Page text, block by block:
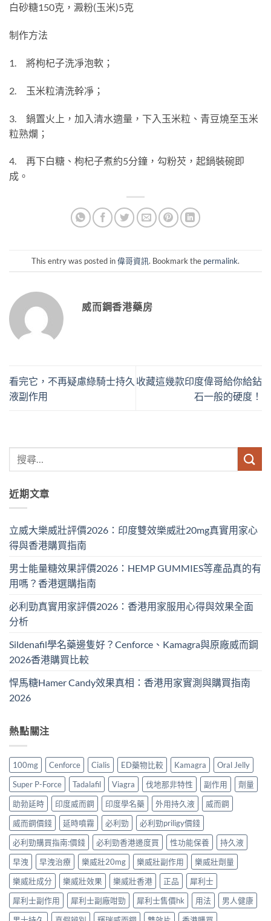
白砂糖150克，澱粉(玉米)5克
制作方法
1. 將枸杞子洗凈泡軟；
2. 玉米粒清洗幹凈；
3. 鍋置火上，加入清水適量，下入玉米粒、青豆燒至玉米
粒熟爛；
4. 再下白糖、枸杞子煮約5分鐘，勾粉芡，起鍋裝碗即
成。
This entry was posted in偉哥資訊. Bookmark the permalink.
威而鋼香港藥房
看完它，不再疑慮綠騎士持久
液副作用
收藏這幾款印度偉哥給你給鉆
石一般的硬度！
近期文章
立威大樂威壯評價2026：印度雙效樂威壯20mg真實用家心
得與香港購買指南
男士能量糖效果評價2026：HEMP GUMMIES等產品真的有
用嗎？香港選購指南
必利勁真實用家評價2026：香港用家服用心得與效果全面
分析
Sildenafil學名藥邊隻好？Cenforce、Kamagra與原廠威而鋼
2026香港購買比較
悍馬糖Hamer Candy效果真相：香港用家實測與購買指南
2026
熱點關注
100mg Cenforce Cialis ED藥物比較 Kamagra
Oral Jelly
Super P-Force
Tadalafil Viagra 伐地那非特性 副作用
劑量
助勃延時
印度威而鋼 印度學名藥 外用持久液
威而鋼
威而鋼價錢
延時噴霧 必利勁
必利勁priligy價錢
必利勁購買指南:價錢
必利勁香港邊度買 性功能保養
持久液
早洩
早洩治療 樂威壯20mg 樂威壯副作用
樂威壯劑量
樂威壯成分
樂威壯效果 樂威壯香港 正品
犀利士
犀利士副作用
犀利士副廠咁勁 犀利士售價hk 用法
男人健康